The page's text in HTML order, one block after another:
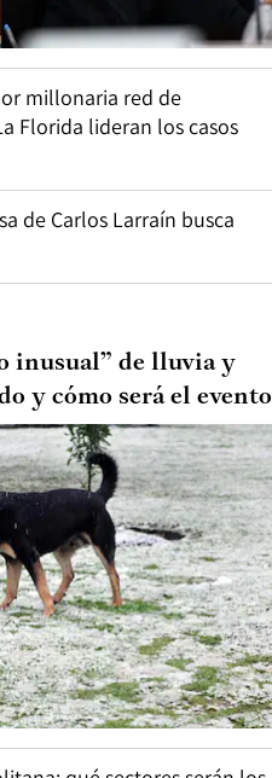
millonaria red de
Florida lideran los casos
de Carlos Larraín busca
inusual” de lluvia y
y cómo será el evento